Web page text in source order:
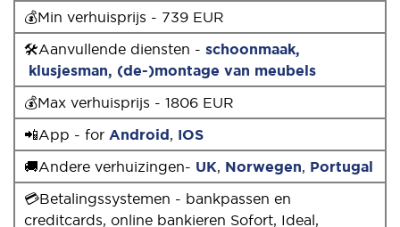
💰Min verhuisprijs - 739 EUR
🛠Aanvullende diensten - schoonmaak,
klusjesman, (de-)montage van meubels
💰Max verhuisprijs - 1806 EUR
📲App - for Android, IOS
🚚Andere verhuizingen- UK, Norwegen, Portugal
💳Betalingssystemen - bankpassen en
creditcards, online bankieren Sofort, Ideal,